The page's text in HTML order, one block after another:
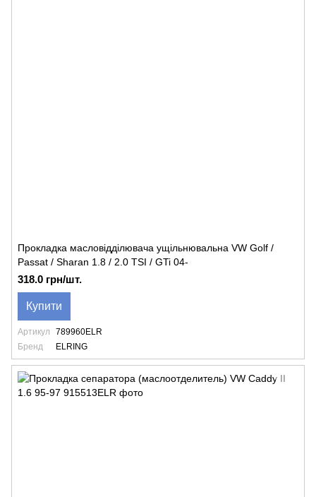
Прокладка масловідділювача ущільнювальна VW Golf /
Passat / Sharan 1.8 / 2.0 TSI / GTi 04-
318.0 грн/шт.
Купити
Артикул
789960ELR
Бренд
ELRING